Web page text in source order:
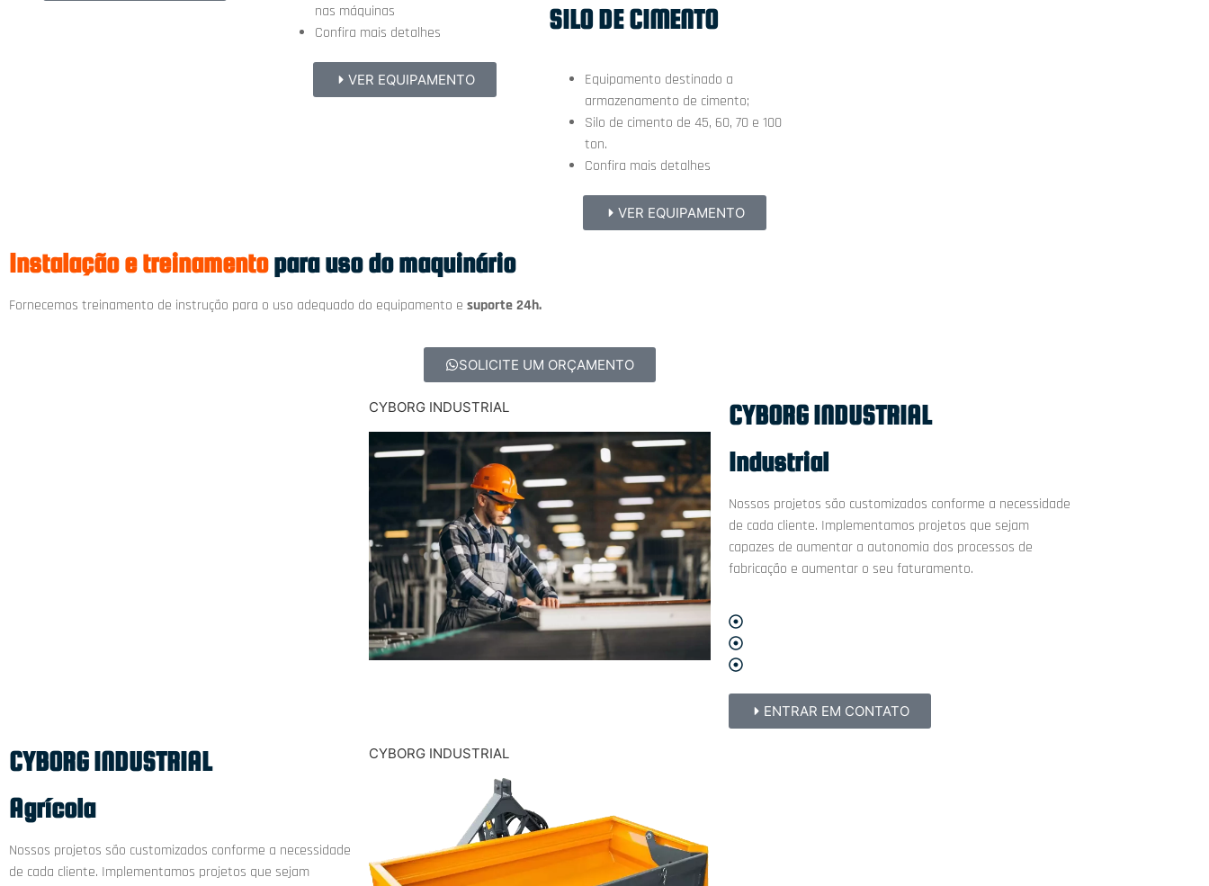
nas máquinas
Confira mais detalhes
VER EQUIPAMENTO
SILO DE CIMENTO
Equipamento destinado a
armazenamento de cimento;
Silo de cimento de 45, 60, 70 e 100
ton.
Confira mais detalhes
VER EQUIPAMENTO
Instalação e treinamentopara uso do maquinário
Fornecemos treinamento de instrução para o uso adequado do equipamento e suporte 24h.
SOLICITE UM ORÇAMENTO
CYBORG INDUSTRIAL
CYBORG INDUSTRIAL
Industrial
Nossos projetos são customizados conforme a necessidade
de cada cliente. Implementamos projetos que sejam
capazes de aumentar a autonomia dos processos de
fabricação e aumentar o seu faturamento.
ENTRAR EM CONTATO
CYBORG INDUSTRIAL
Agrícola
Nossos projetos são customizados conforme a necessidade
de cada cliente. Implementamos projetos que sejam
CYBORG INDUSTRIAL